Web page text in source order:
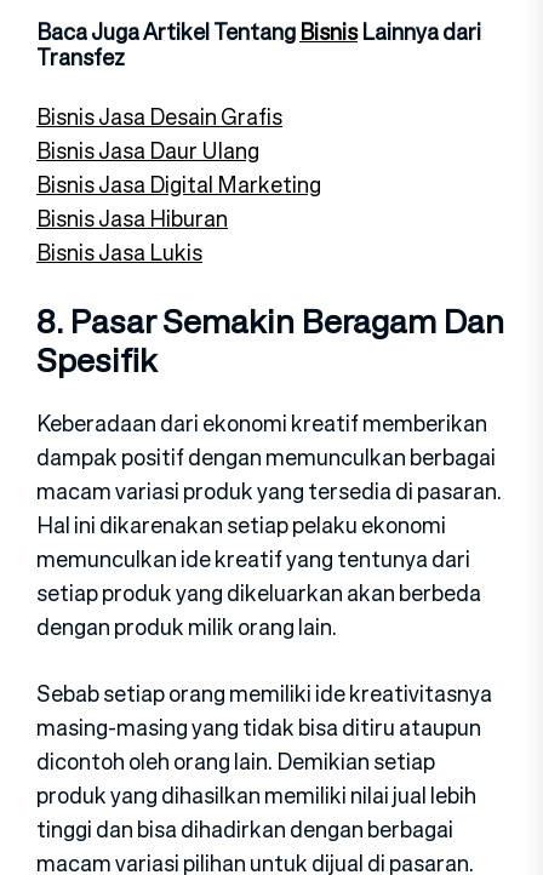
Baca Juga Artikel TentangBisnisLainnya dari
Transfez
Bisnis Jasa Desain Grafis
Bisnis Jasa Daur Ulang
Bisnis Jasa Digital Marketing
Bisnis Jasa Hiburan
Bisnis Jasa Lukis
8. Pasar Semakin Beragam Dan
Spesifik
Keberadaan dari ekonomi kreatif memberikan
dampak positif dengan memunculkan berbagai
macam variasi produk yang tersedia di pasaran.
Hal ini dikarenakan setiap pelaku ekonomi
memunculkan ide kreatif yang tentunya dari
setiap produk yang dikeluarkan akan berbeda
dengan produk milik orang lain.
Sebab setiap orang memiliki ide kreativitasnya
masing-masing yang tidak bisa ditiru ataupun
dicontoh oleh orang lain. Demikian setiap
produk yang dihasilkan memiliki nilai jual lebih
tinggi dan bisa dihadirkan dengan berbagai
macam variasi pilihan untuk dijual di pasaran.